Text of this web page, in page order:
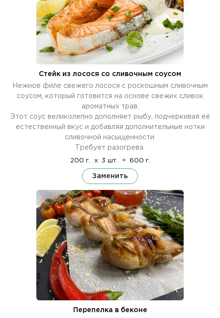
Стейк из лосося со сливочным соусом
Нежное филе свежего лосося с роскошным сливочным
соусом, который готовится на основе свежих сливок
ароматных трав.
Этот соус великолепно дополняет рыбу, подчеркивая её
естественный вкус и добавляя дополнительные нотки
сливочной насыщенности.
Требует разогрева.
200 г. x 3 шт. = 600 г.
Заменить
Перепелка в беконе